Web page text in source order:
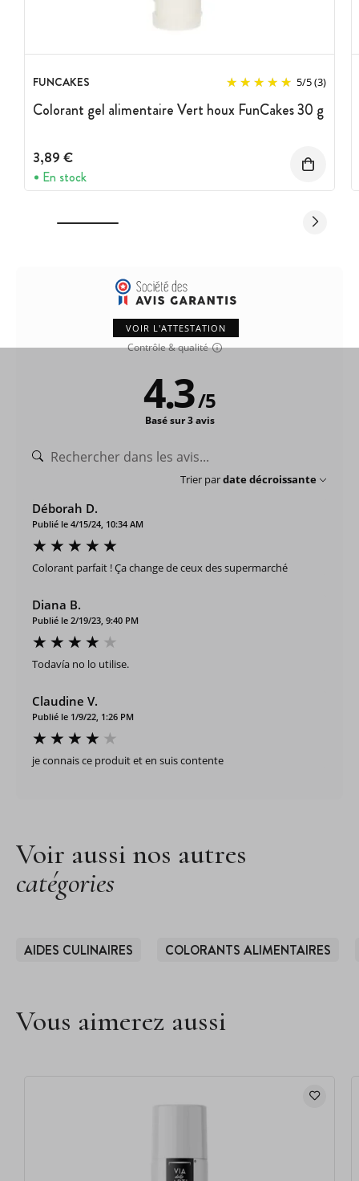
FUNCAKES 5/5(3)
Colorant gel alimentaire Vert houx FunCakes 30 g
3,89 €
En stock
VOIR L'ATTESTATION
Contrôle & qualité
4.3/5
Basé sur 3 avis
Trier pardate décroissante
Déborah D.
Publié le 4/15/24, 10:34 AM
Colorant parfait ! Ça change de ceux des supermarché
Diana B.
Publié le 2/19/23, 9:40 PM
Todavía no lo utilise.
Claudine V.
Publié le 1/9/22, 1:26 PM
je connais ce produit et en suis contente
Voir aussi nos autres
catégories
AIDES CULINAIRES COLORANTS ALIMENTAIRES
Vous aimerez aussi